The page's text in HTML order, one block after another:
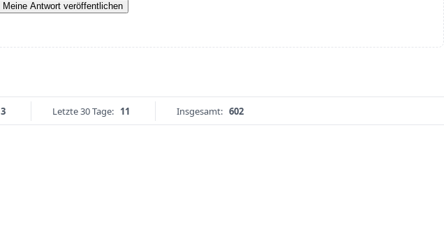
Meine Antwort veröffentlichen
3 Letzte 30 Tage: 11 Insgesamt: 602